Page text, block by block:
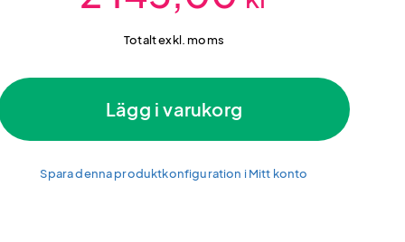
Totalt exkl. moms
Lägg i varukorg
Spara denna produktkonfiguration i Mitt konto